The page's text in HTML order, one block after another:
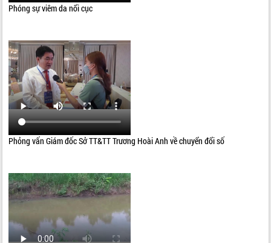
Phóng sự viêm da nổi cục
Phỏng vấn Giám đốc Sở TT&TT Trương Hoài Anh về chuyển đổi số